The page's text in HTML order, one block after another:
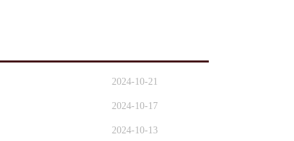
2024-10-21
2024-10-17
2024-10-13